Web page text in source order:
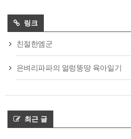
링크
친절한엠군
은벼리파파의 얼렁뚱땅 육아일기
최근 글